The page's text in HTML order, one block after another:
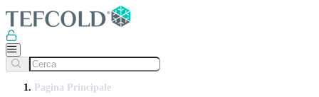
Pagina Principale